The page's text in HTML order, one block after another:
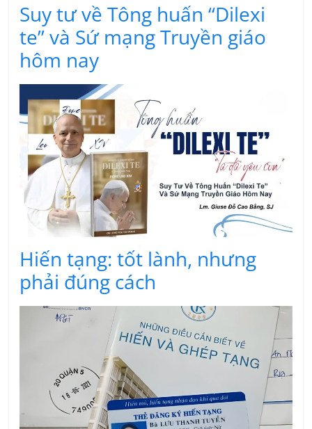
Suy tư về Tông huấn “Dilexi
te” và Sứ mạng Truyền giáo
hôm nay
Hiến tạng: tốt lành, nhưng
phải đúng cách